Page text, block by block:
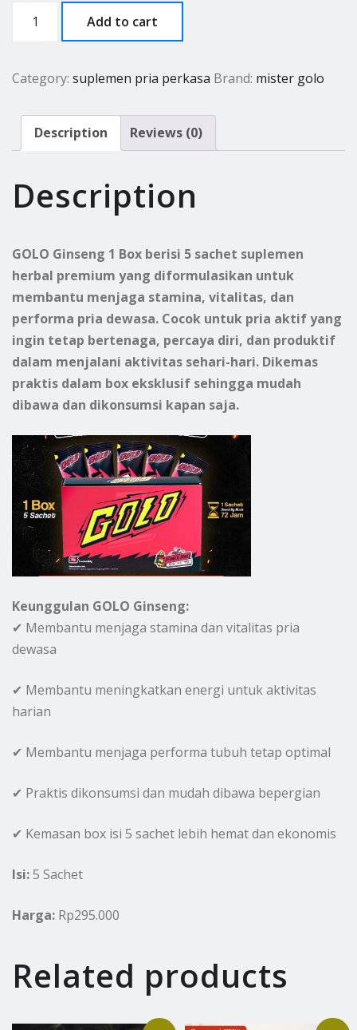
Box
Sachet)
quantity
Add to cart
Category: suplemen pria perkasa Brand: mister golo
Description Reviews (0)
Description
GOLO Ginseng 1 Box berisi 5 sachet suplemen
herbal premium yang diformulasikan untuk
membantu menjaga stamina, vitalitas, dan
performa pria dewasa. Cocok untuk pria aktif yang
ingin tetap bertenaga, percaya diri, dan produktif
dalam menjalani aktivitas sehari-hari. Dikemas
praktis dalam box eksklusif sehingga mudah
dibawa dan dikonsumsi kapan saja.
Keunggulan GOLO Ginseng:
✔ Membantu menjaga stamina dan vitalitas pria
dewasa
✔ Membantu meningkatkan energi untuk aktivitas
harian
✔ Membantu menjaga performa tubuh tetap optimal
✔ Praktis dikonsumsi dan mudah dibawa bepergian
✔ Kemasan box isi 5 sachet lebih hemat dan ekonomis
Isi:5 Sachet
Harga: Rp295.000
Related products